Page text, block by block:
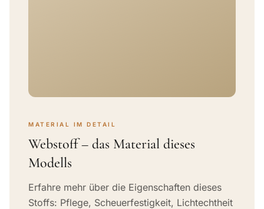
MATERIAL IM DETAIL
Webstoff – das Material dieses
Modells
Erfahre mehr über die Eigenschaften dieses
Stoffs: Pflege, Scheuerfestigkeit, Lichtechtheit